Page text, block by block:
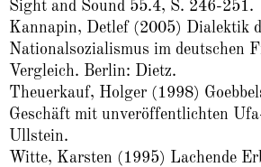
Sight and Sound 55.4, S. 246-251.
Kannapin, Detlef (2005) Dialektik
Nationalsozialismus im deutschen
Vergleich. Berlin: Dietz.
Theuerkauf, Holger (1998)
Geschäft mit unveröffentlichten
Ullstein.
Witte, Karsten (1995) Lachende